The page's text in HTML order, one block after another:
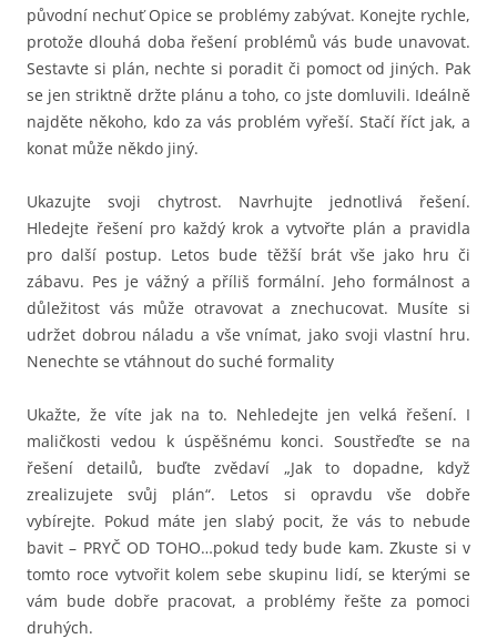
původní nechuť Opice se problémy zabývat. Konejte rychle,
protože dlouhá doba řešení problémů vás bude unavovat.
Sestavte si plán, nechte si poradit či pomoct od jiných. Pak
se jen striktně držte plánu a toho, co jste domluvili. Ideálně
najděte někoho, kdo za vás problém vyřeší. Stačí říct jak, a
konat může někdo jiný.
Ukazujte svoji chytrost. Navrhujte jednotlivá řešení.
Hledejte řešení pro každý krok a vytvořte plán a pravidla
pro další postup. Letos bude těžší brát vše jako hru či
zábavu. Pes je vážný a příliš formální. Jeho formálnost a
důležitost vás může otravovat a znechucovat. Musíte si
udržet dobrou náladu a vše vnímat, jako svoji vlastní hru.
Nenechte se vtáhnout do suché formality
Ukažte, že víte jak na to. Nehledejte jen velká řešení. I
maličkosti vedou k úspěšnému konci. Soustřeďte se na
řešení detailů, buďte zvědaví „Jak to dopadne, když
zrealizujete svůj plán“. Letos si opravdu vše dobře
vybírejte. Pokud máte jen slabý pocit, že vás to nebude
bavit – PRYČ OD TOHO…pokud tedy bude kam. Zkuste si v
tomto roce vytvořit kolem sebe skupinu lidí, se kterými se
vám bude dobře pracovat, a problémy řešte za pomoci
druhých.